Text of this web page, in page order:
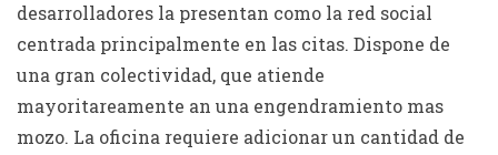
desarrolladores la presentan como la red social
centrada principalmente en las citas. Dispone de
una gran colectividad, que atiende
mayoritareamente an una engendramiento mas
mozo. La oficina requiere adicionar un cantidad de